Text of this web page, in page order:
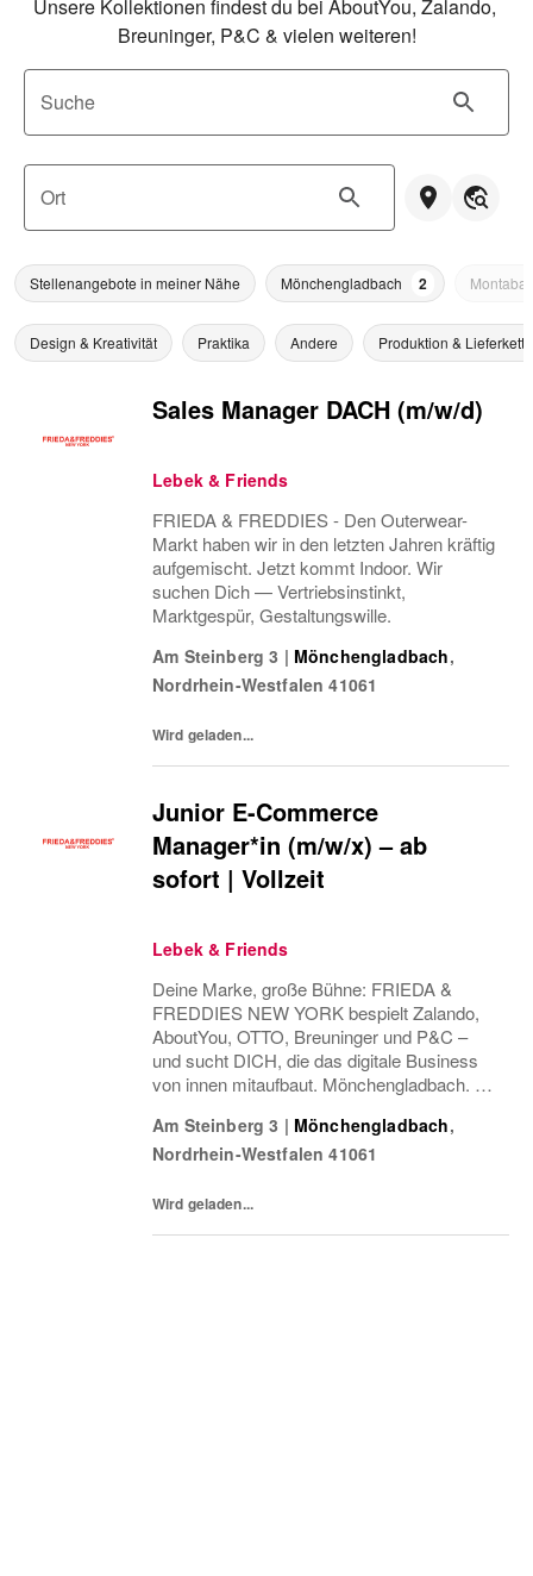
Unsere Kollektionen findest du bei AboutYou, Zalando,
Breuninger, P&C & vielen weiteren!
Suche
Ort
Stellenangebote in meiner Nähe Mönchengladbach 2
Design & Kreativität Praktika Andere Produktion & Lieferkette
Sales Manager DACH (m/w/d)
Lebek & Friends
FRIEDA & FREDDIES - Den Outerwear-
Markt haben wir in den letzten Jahren kräftig
aufgemischt. Jetzt kommt Indoor. Wir
suchen Dich — Vertriebsinstinkt,
Marktgespür, Gestaltungswille.
Am Steinberg 3 | Mönchengladbach,
Nordrhein-Westfalen 41061
Wird geladen...
Junior E-Commerce
Manager*in (m/w/x) – ab
sofort | Vollzeit
Lebek & Friends
Deine Marke, große Bühne: FRIEDA &
FREDDIES NEW YORK bespielt Zalando,
AboutYou, OTTO, Breuninger und P&C –
und sucht DICH, die das digitale Business
von innen mitaufbaut. Mönchengladbach. Ab
Am Steinberg 3 | Mönchengladbach,
Nordrhein-Westfalen 41061
Wird geladen...